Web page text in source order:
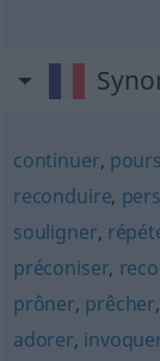
continuer,
reconduire,
souligner,
préconiser,
prôner, prêcher,
adorer,